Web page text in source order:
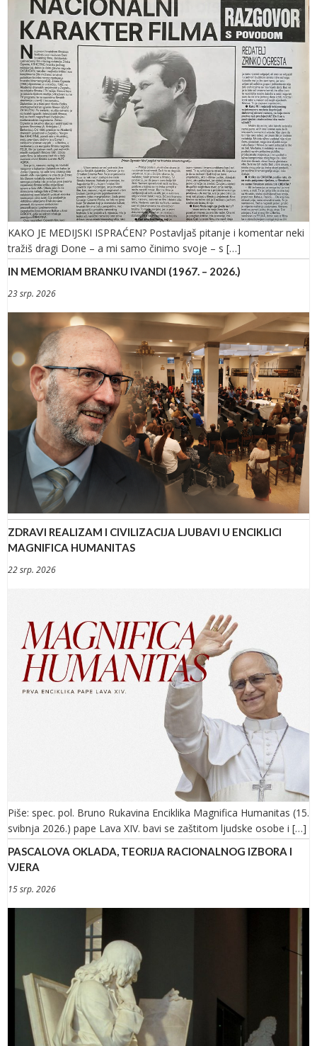
KAKO JE MEDIJSKI ISPRAĆEN? Postavljaš pitanje i komentar neki
tražiš dragi Done – a mi samo činimo svoje – s […]
IN MEMORIAM BRANKU IVANDI (1967. – 2026.)
23 srp. 2026
ZDRAVI REALIZAM I CIVILIZACIJA LJUBAVI U ENCIKLICI
MAGNIFICA HUMANITAS
22 srp. 2026
Piše: spec. pol. Bruno Rukavina Enciklika Magnifica Humanitas (15.
svibnja 2026.) pape Lava XIV. bavi se zaštitom ljudske osobe i […]
PASCALOVA OKLADA, TEORIJA RACIONALNOG IZBORA I
VJERA
15 srp. 2026